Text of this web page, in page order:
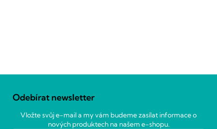
Odebírat newsletter
Vložte svůj e-mail a my vám budeme zasílat informace o
nových produktech na našem e-shopu.